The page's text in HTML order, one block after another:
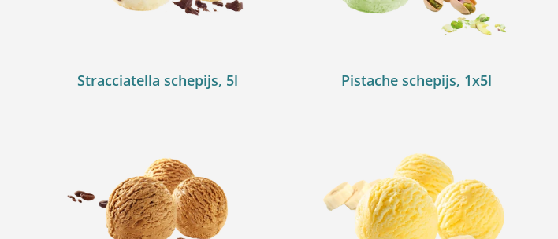
Stracciatella schepijs, 5l Pistache schepijs, 1x5l